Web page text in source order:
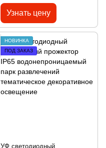
освещение для наружного
использования
Узнать цену
НОВИНКА
ПОД ЗАКАЗ
УФ светодиодный